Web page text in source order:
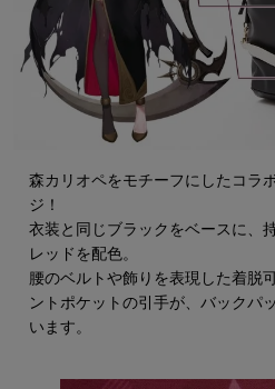
森カリオペをモチーフにしたコラ
ジ！
衣装と同じブラックをベースに、
レッドを配色。
腰のベルトや飾りを表現した着脱
ントポケットの引手が、バックパ
います。